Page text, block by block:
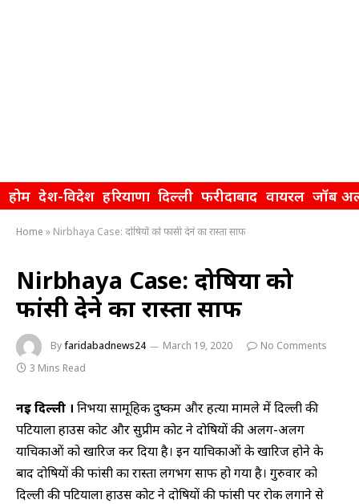
होम देश-विदेश हरियाणा दिल्ली फरीदाबाद वायरल जॉब
Home » Nirbhaya Case: दोषियों को फांसी देने का रास्ता साफ
Nirbhaya Case: दोषियों को
फांसी देने का रास्ता साफ
Byfaridabadnews24 March 19, 2020
No Comments
3 Mins Read
नई दिल्ली । निर्भया सामूहिक दुष्कर्म और हत्या मामले में दिल्ली की
पटियाला हाउस कोर्ट और सुप्रीम कोर्ट ने दोषियों की अलग-अलग
याचिकाओं को खारिज कर दिया है। इन याचिकाओं के खारिज होने के
बाद दोषियों की फांसी का रास्ता लगभग साफ हो गया है। गुरुवार को
दिल्ली की पटियाला हाउस कोर्ट ने दोषियों की फांसी पर रोक लगाने से